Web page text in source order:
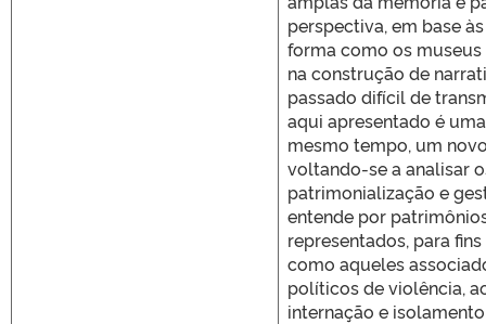
perspectiva, em base
forma como os
na construção de
passado difícil de
aqui apresentado é
mesmo tempo, um
voltando-se a analisar
patrimonialização e
entende por
representados, para
como aqueles
políticos de violência,
internação e